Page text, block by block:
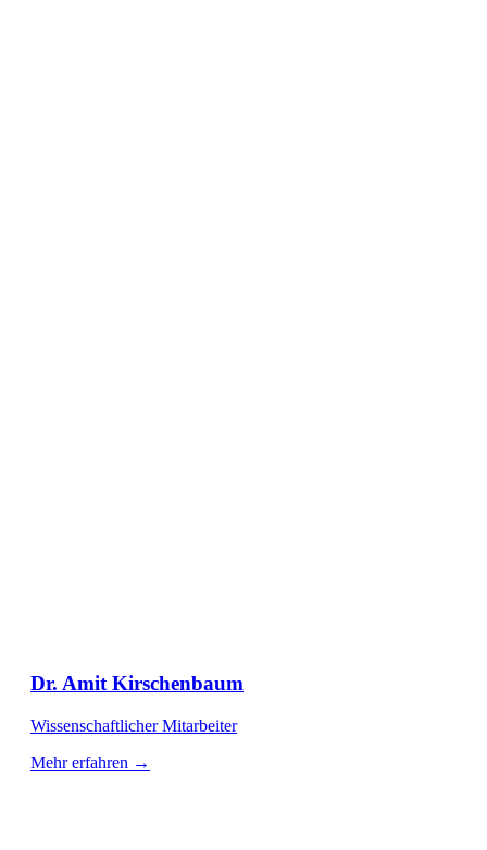
Dr. Amit Kirschenbaum
Wissenschaftlicher Mitarbeiter
Mehr erfahren →